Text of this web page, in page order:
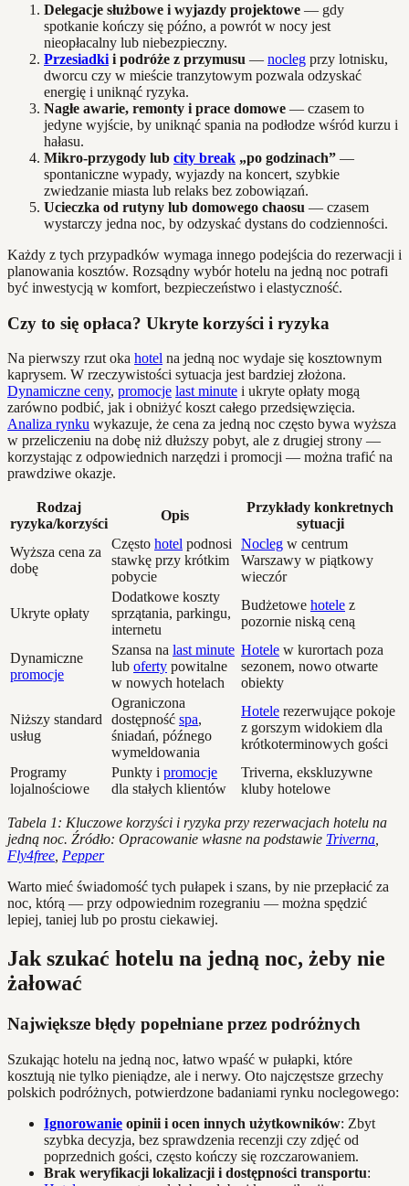
Delegacje służbowe i wyjazdy projektowe — gdy
spotkanie kończy się późno, a powrót w nocy jest
nieopłacalny lub niebezpieczny.
Przesiadki i podróże z przymusu — nocleg przy lotnisku,
dworcu czy w mieście tranzytowym pozwala odzyskać
energię i uniknąć ryzyka.
Nagłe awarie, remonty i prace domowe — czasem to
jedyne wyjście, by uniknąć spania na podłodze wśród kurzu i
hałasu.
Mikro-przygody lub city break „po godzinach” —
spontaniczne wypady, wyjazdy na koncert, szybkie
zwiedzanie miasta lub relaks bez zobowiązań.
Ucieczka od rutyny lub domowego chaosu — czasem
wystarczy jedna noc, by odzyskać dystans do codzienności.
Każdy z tych przypadków wymaga innego podejścia do rezerwacji i
planowania kosztów. Rozsądny wybór hotelu na jedną noc potrafi
być inwestycją w komfort, bezpieczeństwo i elastyczność.
Czy to się opłaca? Ukryte korzyści i ryzyka
Na pierwszy rzut oka hotel na jedną noc wydaje się kosztownym
kaprysem. W rzeczywistości sytuacja jest bardziej złożona.
Dynamiczne ceny, promocje last minute i ukryte opłaty mogą
zarówno podbić, jak i obniżyć koszt całego przedsięwzięcia.
Analiza rynku wykazuje, że cena za jedną noc często bywa wyższa
w przeliczeniu na dobę niż dłuższy pobyt, ale z drugiej strony —
korzystając z odpowiednich narzędzi i promocji — można trafić na
prawdziwe okazje.
Rodzaj
ryzyka/korzyści
Opis
Przykłady konkretnych
sytuacji
Wyższa cena za
dobę
Często hotel podnosi
stawkę przy krótkim
pobycie
Nocleg w centrum
Warszawy w piątkowy
wieczór
Ukryte opłaty
Dodatkowe koszty
sprzątania, parkingu,
internetu
Budżetowe hotele z
pozornie niską ceną
Dynamiczne
promocje
Szansa na last minute
lub oferty powitalne
w nowych hotelach
Hotele w kurortach poza
sezonem, nowo otwarte
obiekty
Niższy standard
usług
Ograniczona
dostępność spa,
śniadań, późnego
wymeldowania
Hotele rezerwujące pokoje
z gorszym widokiem dla
krótkoterminowych gości
Programy
lojalnościowe
Punkty i promocje
dla stałych klientów
Triverna, ekskluzywne
kluby hotelowe
Tabela 1: Kluczowe korzyści i ryzyka przy rezerwacjach hotelu na
jedną noc. Źródło: Opracowanie własne na podstawie Triverna
Fly4free Pepper
Warto mieć świadomość tych pułapek i szans, by nie przepłacić za
noc, którą — przy odpowiednim rozegraniu — można spędzić
lepiej, taniej lub po prostu ciekawiej.
Jak szukać hotelu na jedną noc, żeby nie
żałować
Największe błędy popełniane przez podróżnych
Szukając hotelu na jedną noc, łatwo wpaść w pułapki, które
kosztują nie tylko pieniądze, ale i nerwy. Oto najczęstsze grzechy
polskich podróżnych, potwierdzone badaniami rynku noclegowego:
Ignorowanie opinii i ocen innych użytkowników: Zbyt
szybka decyzja, bez sprawdzenia recenzji czy zdjęć od
poprzednich gości, często kończy się rozczarowaniem.
Brak weryfikacji lokalizacji i dostępności transportu: